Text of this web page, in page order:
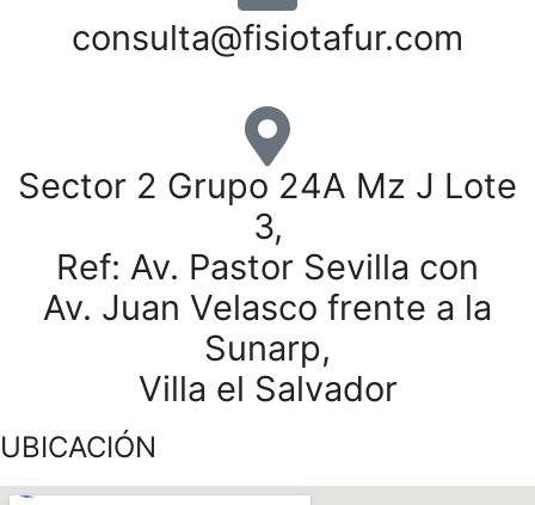
consulta@fisiotafur.com
Sector 2 Grupo 24A Mz J Lote
3,
Ref: Av. Pastor Sevilla con
Av. Juan Velasco frente a la
Sunarp,
Villa el Salvador
UBICACIÓN